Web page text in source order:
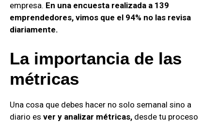
empresa. En una encuesta realizada a 139
emprendedores, vimos que el 94% no las revisa
diariamente.
La importancia de las
métricas
Una cosa que debes hacer no solo semanal sino a
diario es ver y analizar métricas, desde tu proceso